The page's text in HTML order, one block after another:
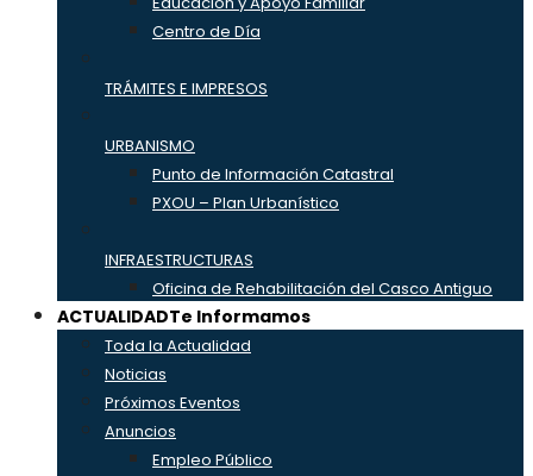
Centro de Día
TRÁMITES E IMPRESOS
URBANISMO
Punto de Información Catastral
PXOU – Plan Urbanístico
INFRAESTRUCTURAS
Oficina de Rehabilitación del Casco Antiguo
ACTUALIDADTe Informamos
Toda la Actualidad
Noticias
Próximos Eventos
Anuncios
Empleo Público